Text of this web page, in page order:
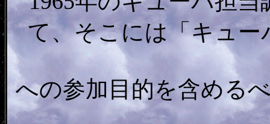
て、そこには「キュ
への参加目的を含める